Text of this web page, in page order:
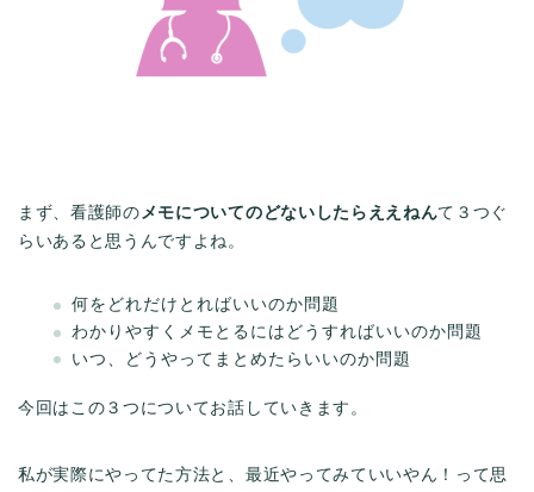
まず、看護師のメモについてのどないしたらええねんて３つぐ
らいあると思うんですよね。
何をどれだけとればいいのか問題
わかりやすくメモとるにはどうすればいいのか問題
いつ、どうやってまとめたらいいのか問題
今回はこの３つについてお話していきます。
私が実際にやってた方法と、最近やってみていいやん！って思